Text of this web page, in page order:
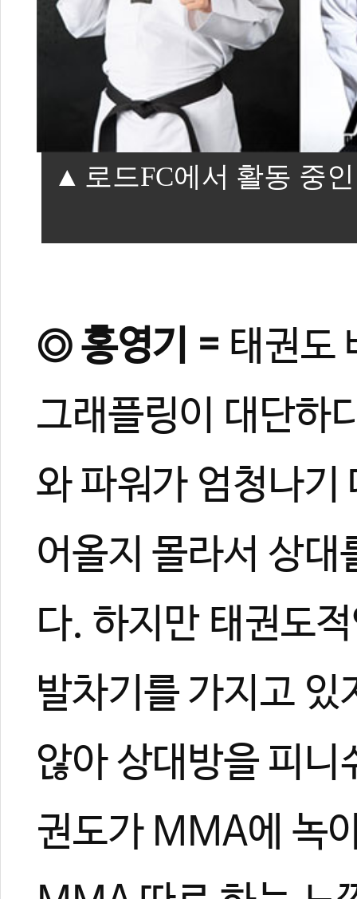
로드FC에서 활동 중
◎ 홍영기 = 태권도
그래플링이 대단하
와 파워가 엄청나기
어올지 몰라서 상대
다. 하지만 태권도
발차기를 가지고
않아 상대방을 피니
권도가 MMA에 녹